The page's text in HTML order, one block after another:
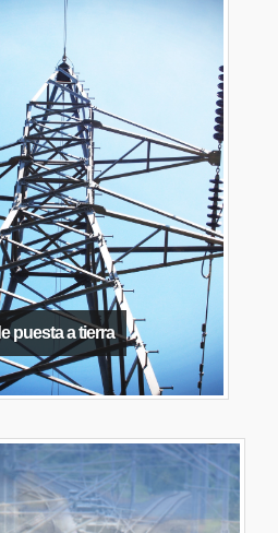
puesta a tierra